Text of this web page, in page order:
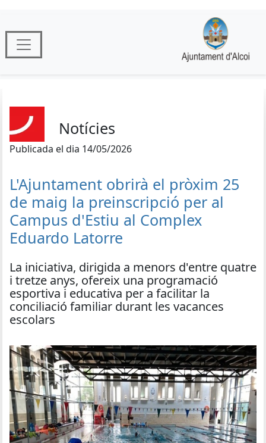
Notícies
Publicada el dia 14/05/2026
L'Ajuntament obrirà el pròxim 25
de maig la preinscripció per al
Campus d'Estiu al Complex
Eduardo Latorre
La iniciativa, dirigida a menors d'entre quatre
i tretze anys, ofereix una programació
esportiva i educativa per a facilitar la
conciliació familiar durant les vacances
escolars